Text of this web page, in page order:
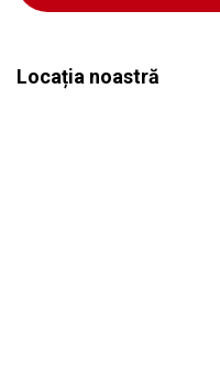
Locația noastră